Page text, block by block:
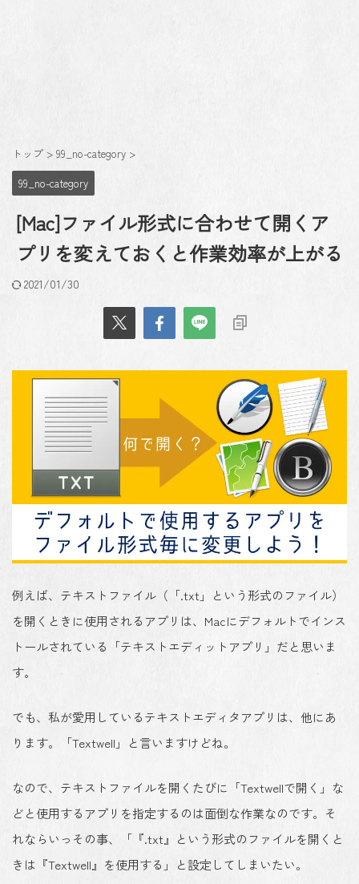
トップ > 99_no-category >
99_no-category
[Mac]ファイル形式に合わせて開くア
プリを変えておくと作業効率が上がる
2021/01/30
例えば、テキストファイル（「.txt」という形式のファイル）
を開くときに使用されるアプリは、Macにデフォルトでインス
トールされている「テキストエディットアプリ」だと思いま
す。
でも、私が愛用しているテキストエディタアプリは、他にあ
ります。「Textwell」と言いますけどね。
なので、テキストファイルを開くたびに「Textwellで開く」な
どと使用するアプリを指定するのは面倒な作業なのです。そ
れならいっその事、「『.txt』という形式のファイルを開くと
きは『Textwell』を使用する」と設定してしまいたい。